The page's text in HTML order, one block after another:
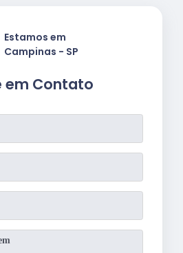
em Contato
Estamos em
Campinas - SP